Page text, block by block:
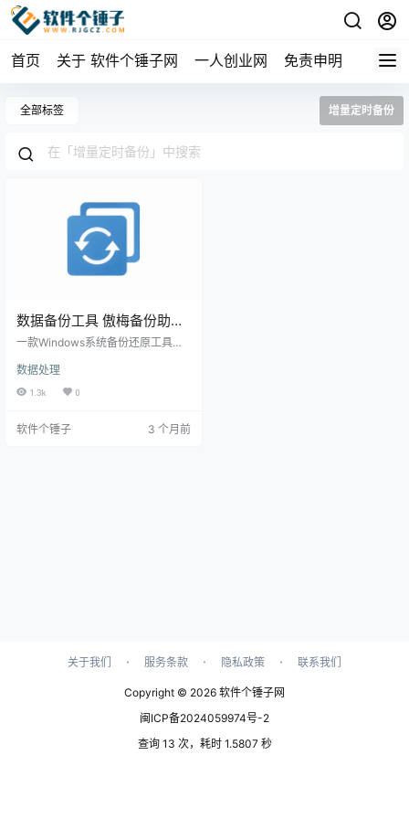
首页 关于 软件个锤子网 一人创业网 免责申明
全部标签 增量定时备份
数据备份工具 傲梅备份助手
AOMEI Backupper v8.3.0 |
一款Windows系统备份还原工具，
件备份。增量备份节省空间，定时
备份自动执行，支持系统迁移和磁
样？ 系统崩溃后重要文件全没了？
数据处理
1.3k 0
软件个锤子 3 个月前
关于我们 · 服务条款 · 隐私政策 · 联系我们
Copyright © 2026 软件个锤子网
闽ICP备2024059974号-2
查询 13 次，耗时 1.5807 秒